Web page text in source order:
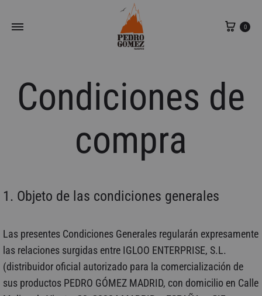
0
Condiciones de
compra
1. Objeto de las condiciones generales
Las presentes Condiciones Generales regularán expresamente
las relaciones surgidas entre IGLOO ENTERPRISE, S.L.
(distribuidor oficial autorizado para la comercialización de
sus productos PEDRO GÓMEZ MADRID, con domicilio en Calle